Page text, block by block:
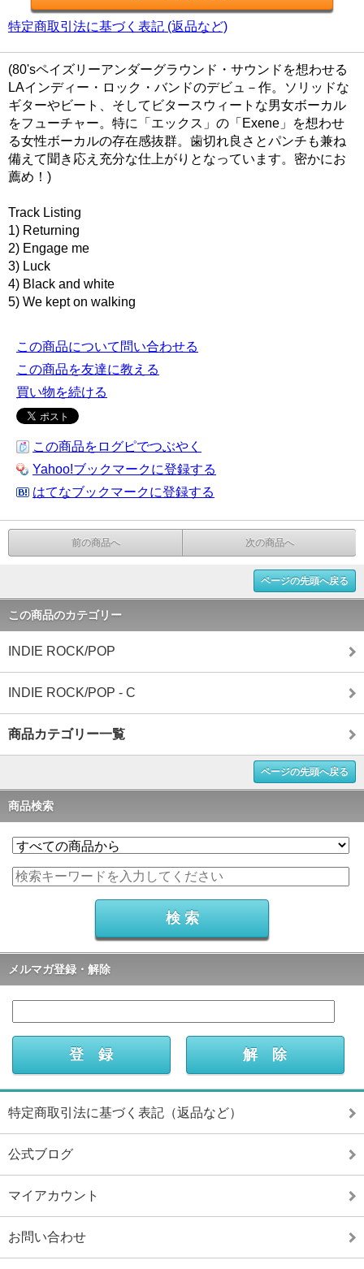
特定商取引法に基づく表記 (返品など)
(80'sペイズリーアンダーグラウンド・サウンドを想わせる
LAインディー・ロック・バンドのデビュ－作。ソリッドな
ギターやビート、そしてビタースウィートな男女ボーカル
をフューチャー。特に「エックス」の「Exene」を想わせ
る女性ボーカルの存在感抜群。歯切れ良さとパンチも兼ね
備えて聞き応え充分な仕上がりとなっています。密かにお
薦め！)
Track Listing
1) Returning
2) Engage me
3) Luck
4) Black and white
5) We kept on walking
この商品について問い合わせる
この商品を友達に教える
買い物を続ける
この商品をログピでつぶやく
Yahoo!ブックマークに登録する
はてなブックマークに登録する
前の商品へ 次の商品へ
ページの先頭へ戻る
この商品のカテゴリー
INDIE ROCK/POP
INDIE ROCK/POP - C
商品カテゴリー一覧
ページの先頭へ戻る
商品検索
メルマガ登録・解除
特定商取引法に基づく表記（返品など）
公式ブログ
マイアカウント
お問い合わせ